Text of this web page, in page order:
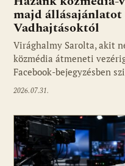
majd
Vadhajtásoktól
Virághalmy Sarolta, akit
közmédia átmeneti
Facebook-bejegyzésben
2026.07.31.